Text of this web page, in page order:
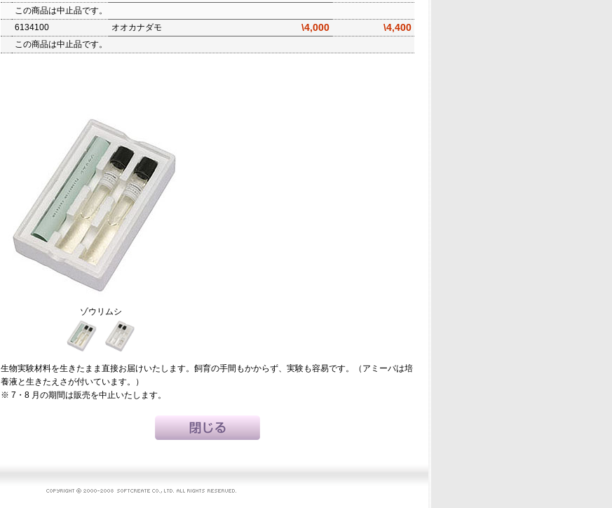
この商品は中止品です。
6134100
オオカナダモ \4,000 \4,400
この商品は中止品です。
ゾウリムシ
生物実験材料を生きたまま直接お届けいたします。飼育の手間もかからず、実験も容易です。（アミーバは培
養液と生きたえさが付いています。）
※ 7・8 月の期間は販売を中止いたします。